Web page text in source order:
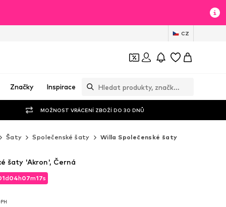
CZ
Značky Inspirace
MOŽNOST VRÁCENÍ ZBOŽÍ DO 30 DNŮ
Šaty Společenské šaty Willa Společenské šaty
d04h07m16s
d04h07m16s
šaty 'Akron', Černá